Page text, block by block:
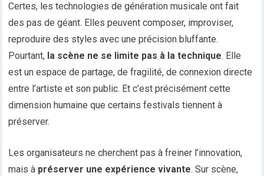
Certes, les technologies de génération musicale ont fait
des pas de géant. Elles peuvent composer, improviser,
reproduire des styles avec une précision bluffante.
Pourtant, la scène ne se limite pas à la technique. Elle
est un espace de partage, de fragilité, de connexion directe
entre l’artiste et son public. Et c’est précisément cette
dimension humaine que certains festivals tiennent à
préserver.
Les organisateurs ne cherchent pas à freiner l’innovation,
mais à préserver une expérience vivante. Sur scène,